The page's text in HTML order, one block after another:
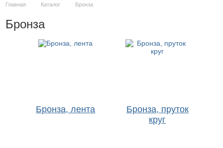
Главная Каталог Бронза
Бронза
Бронза, лента
Бронза, пруток
круг